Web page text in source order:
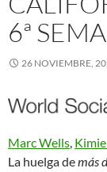
6ª
26 NOVIEMBRE,
Marc Wells,
La huelga demás